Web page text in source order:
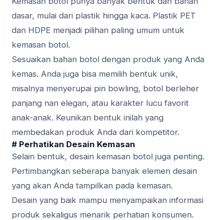
dasar, mulai dari plastik hingga kaca. Plastik PET
dan HDPE menjadi pilihan paling umum untuk
kemasan botol.
Sesuaikan bahan botol dengan produk yang Anda
kemas. Anda juga bisa memilih bentuk unik,
misalnya menyerupai pin bowling, botol berleher
panjang nan elegan, atau karakter lucu favorit
anak-anak. Keunikan bentuk inilah yang
membedakan produk Anda dari kompetitor.
# Perhatikan Desain Kemasan
Selain bentuk, desain kemasan botol juga penting.
Pertimbangkan seberapa banyak elemen desain
yang akan Anda tampilkan pada kemasan.
Desain yang baik mampu menyampaikan informasi
produk sekaligus menarik perhatian konsumen.